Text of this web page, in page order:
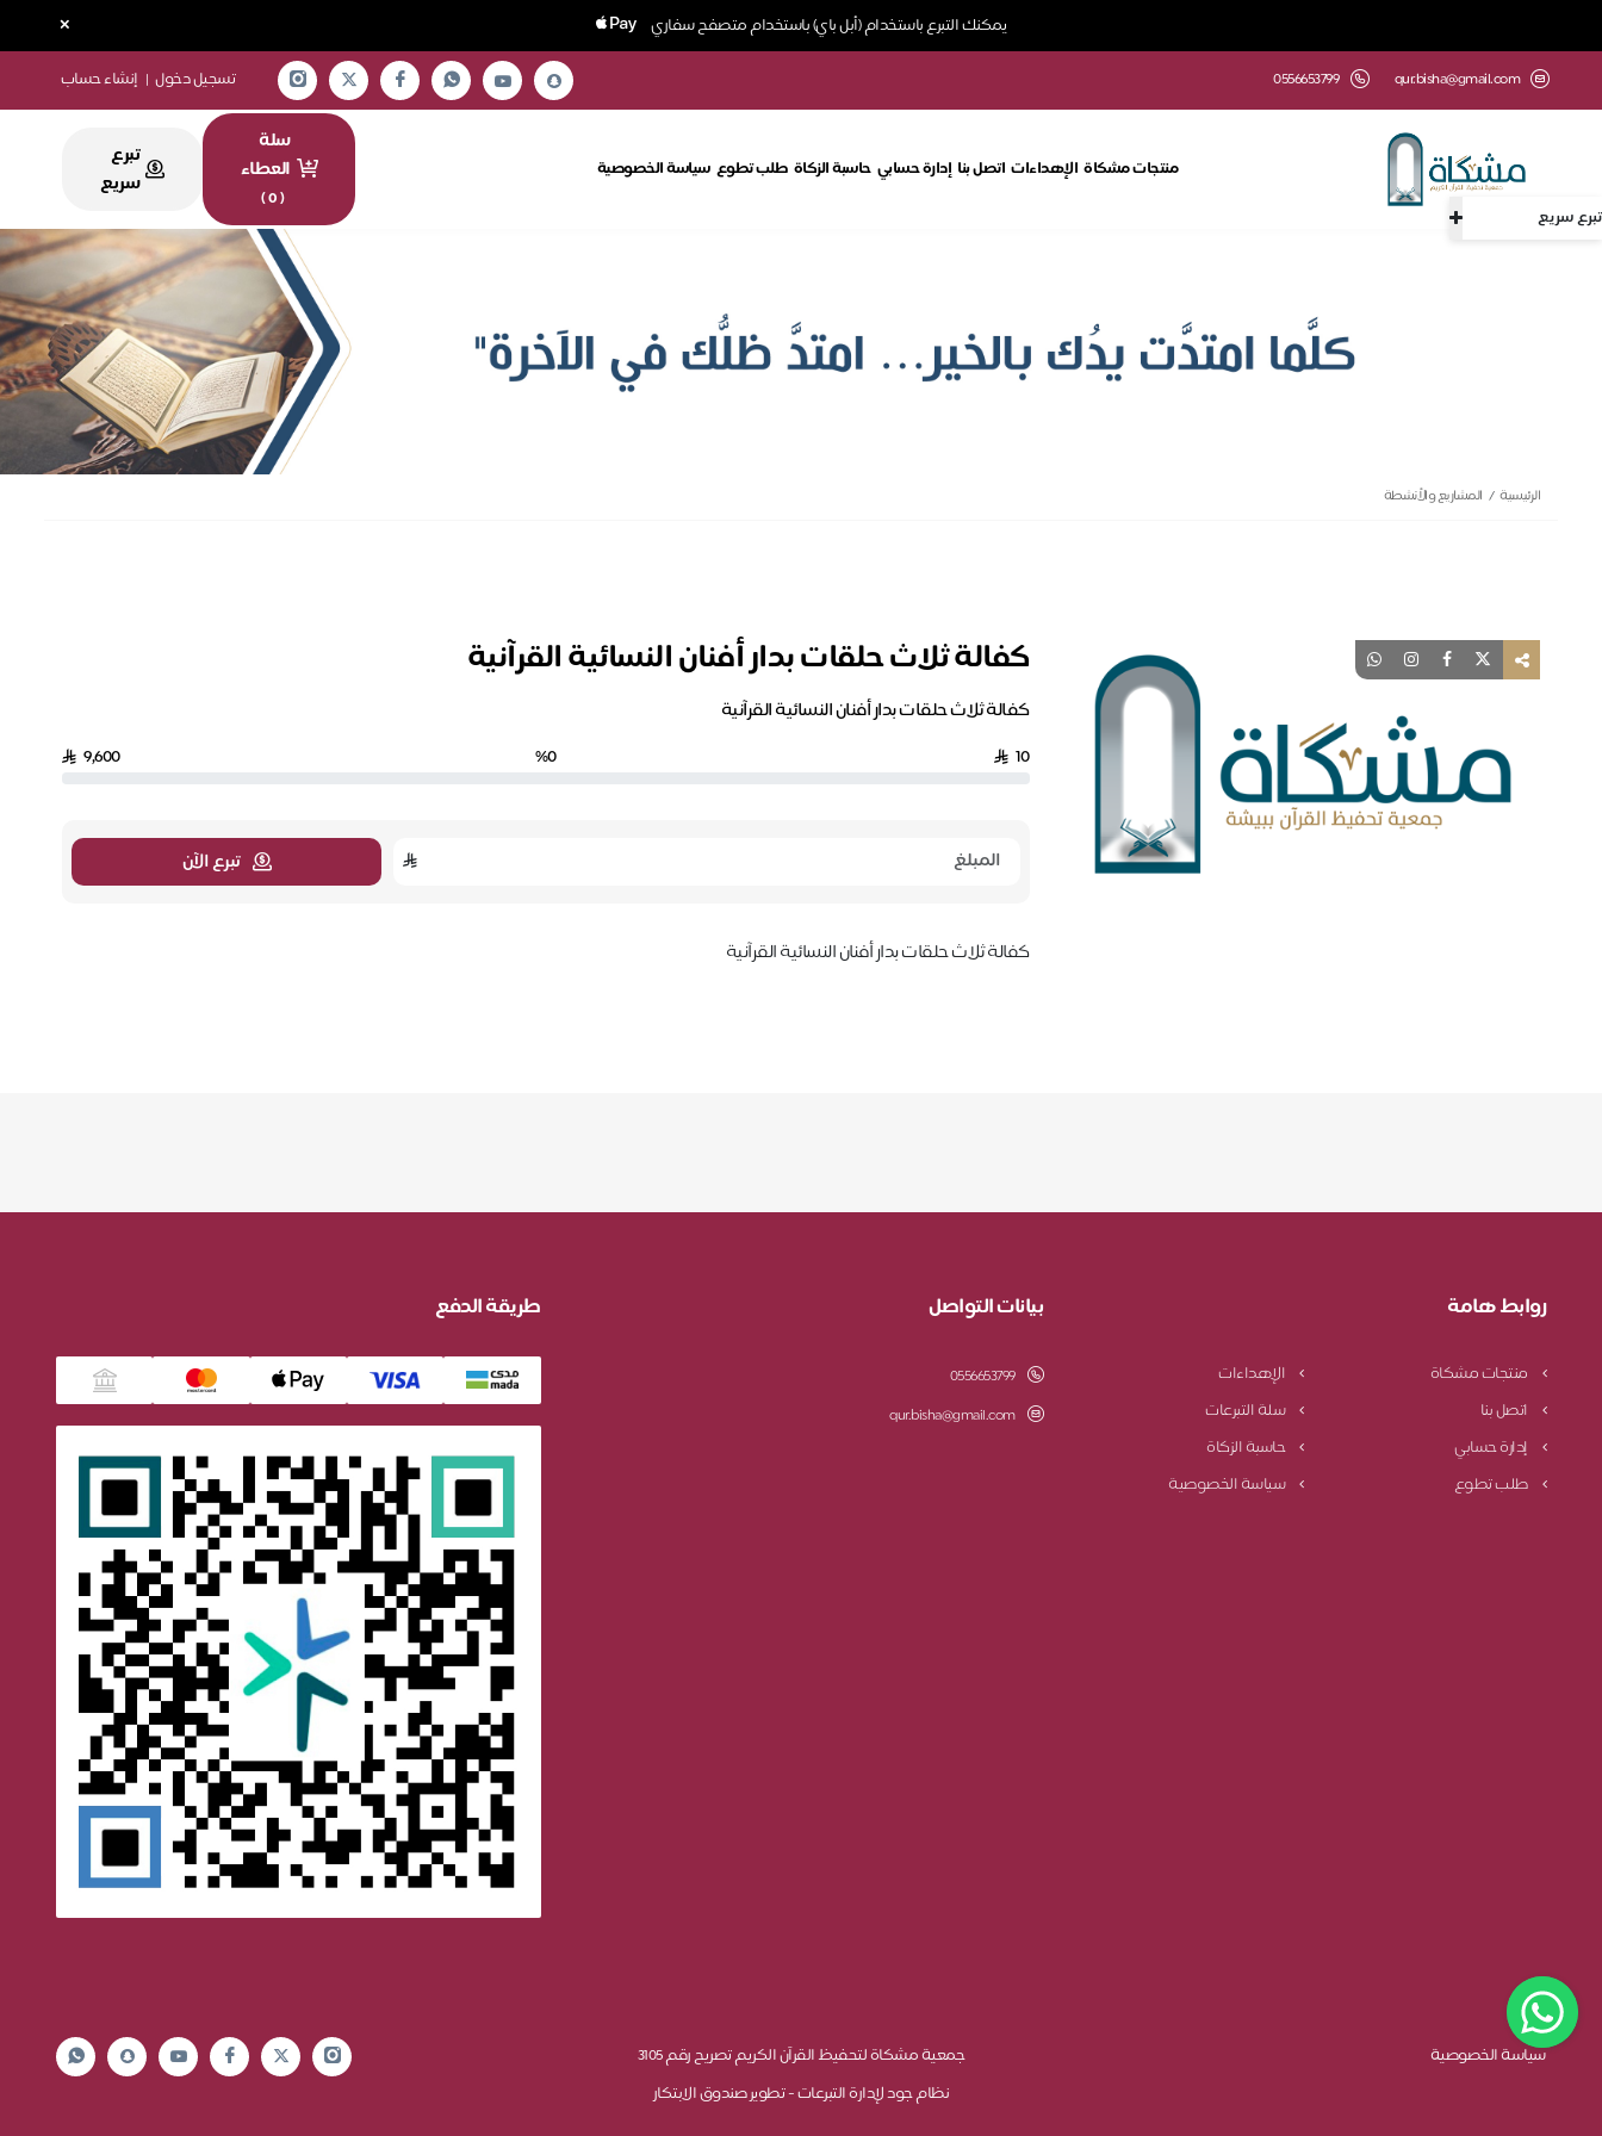
يمكنك التبرع باستخدام (أبل باي) باستخدام متصفح سفاري ×
تبرع سريع
qur.bisha@gmail.com
0556653799 تسجيل دخول | إنشاء حساب
منتجات مشكاة الإهداءات اتصل بنا إدارة حسابي حاسبة الزكاة طلب تطوع سياسة الخصوصية
سلة
العطاء
(
0
)
تبرع
سريع
الرئيسية المشاريع والأنشطة
كفالة ثلاث حلقات بدار أفنان النسائية القرآنية
كفالة ثلاث حلقات بدار أفنان النسائية القرآنية
10
%0
9,600
تبرع الآن
كفالة ثلاث حلقات بدار أفنان النسائية القرآنية
روابط هامة
منتجات مشكاة
الإهداءات
اتصل بنا
سلة التبرعات
إدارة حسابي
حاسبة الزكاة
طلب تطوع
سياسة الخصوصية
بيانات التواصل
0556653799
qur.bisha@gmail.com
طريقة الدفع
سياسة الخصوصية
جمعية مشكاة لتحفيظ القرآن الكريم تصريح رقم 3105
نظام جود لإدارة التبرعات - تطوير صندوق الابتكار